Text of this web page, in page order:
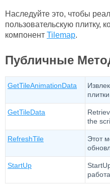
Наследуйте это, чтобы
пользовательскую плитку,
компонент Tilemap.
Публичные
GetTileAnimationData
GetTileData
the
RefreshTile
Этот
StartUp